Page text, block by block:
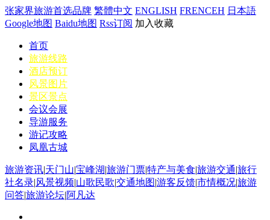
张家界旅游首选品牌 繁體中文 ENGLISH FRENCEH 日本語
Google地图 Baidu地图 Rss订阅 加入收藏
首页
旅游线路
酒店预订
风景图片
景区景点
会议会展
导游服务
游记攻略
凤凰古城
旅游资讯|天门山|宝峰湖|旅游门票|特产与美食|旅游交通|旅行
社名录|风景视频|山歌民歌|交通地图|游客反馈|市情概况|旅游
问答|旅游论坛|阿凡达